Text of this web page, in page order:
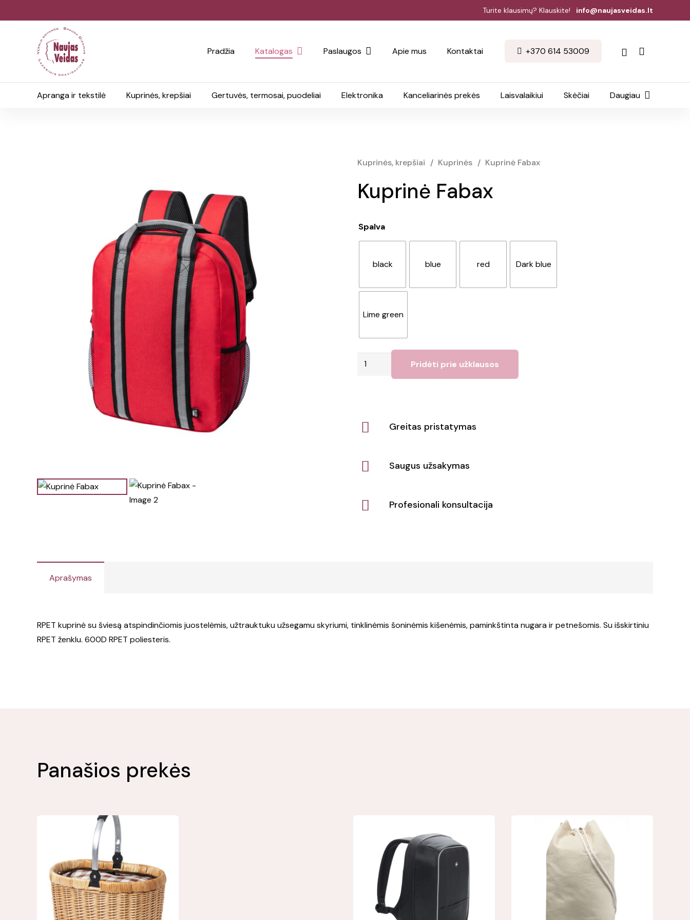
Turite klausimų? Klauskite! info@naujasveidas.lt
Pradžia Katalogas Paslaugos Apie mus Kontaktai +370 614 53009
Apranga ir tekstilė Kuprinės, krepšiai Gertuvės, termosai, puodeliai Elektronika Kanceliarinės prekės Laisvalaikiui Skėčiai Daugiau
Kuprinės, krepšiai / Kuprinės / Kuprinė Fabax
Kuprinė Fabax
Spalva
black blue red Dark blue
Lime green
produkto
Pridėti prie užklausos
Greitas pristatymas
Saugus užsakymas
Profesionali konsultacija
Aprašymas
RPET kuprinė su šviesą atspindinčiomis juostelėmis, užtrauktuku užsegamu skyriumi, tinklinėmis šoninėmis kišenėmis, paminkštinta nugara ir petnešomis. Su išskirtiniu
RPET ženklu. 600D RPET poliesteris.
Panašios prekės